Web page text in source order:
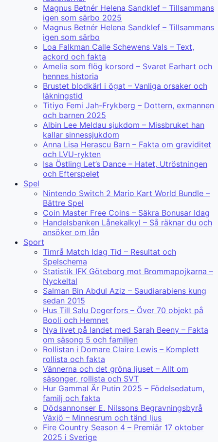
Magnus Betnér Helena Sandklef – Tillsammans
igen som särbo 2025
Magnus Betnér Helena Sandklef – Tillsammans
igen som särbo
Loa Falkman Calle Schewens Vals – Text,
ackord och fakta
Amelia som flög korsord – Svaret Earhart och
hennes historia
Brustet blodkärl i ögat – Vanliga orsaker och
läkningstid
Titiyo Femi Jah-Frykberg – Dottern, exmannen
och barnen 2025
Albin Lee Meldau sjukdom – Missbruket han
kallar sinnessjukdom
Anna Lisa Herascu Barn – Fakta om graviditet
och LVU-rykten
Isa Östling Let’s Dance – Hatet, Utröstningen
och Efterspelet
Spel
Nintendo Switch 2 Mario Kart World Bundle –
Bättre Spel
Coin Master Free Coins – Säkra Bonusar Idag
Handelsbanken Lånekalkyl – Så räknar du och
ansöker om lån
Sport
Timrå Match Idag Tid – Resultat och
Spelschema
Statistik IFK Göteborg mot Brommapojkarna –
Nyckeltal
Salman Bin Abdul Aziz – Saudiarabiens kung
sedan 2015
Hus Till Salu Degerfors – Över 70 objekt på
Booli och Hemnet
Nya livet på landet med Sarah Beeny – Fakta
om säsong 5 och familjen
Rollistan i Domare Claire Lewis – Komplett
rollista och fakta
Vännerna och det gröna ljuset – Allt om
säsonger, rollista och SVT
Hur Gammal Är Putin 2025 – Födelsedatum,
familj och fakta
Dödsannonser E. Nilssons Begravningsbyrå
Växjö – Minnesrum och tänd ljus
Fire Country Season 4 – Premiär 17 oktober
2025 i Sverige